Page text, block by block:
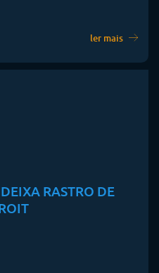
ler mais
RASTRO DE